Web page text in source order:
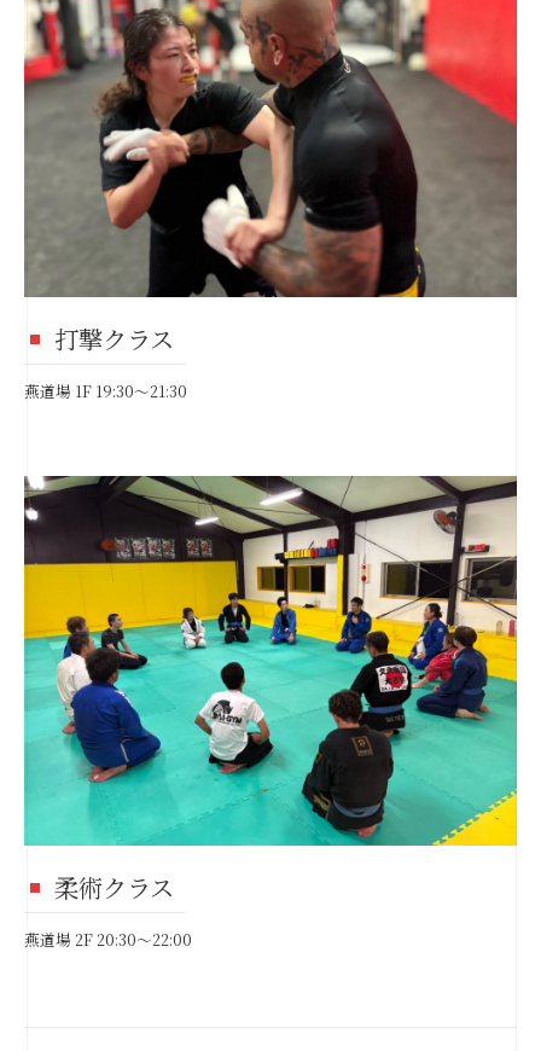
打撃クラス
燕道場 1F 19:30～21:30
柔術クラス
燕道場 2F 20:30〜22:00